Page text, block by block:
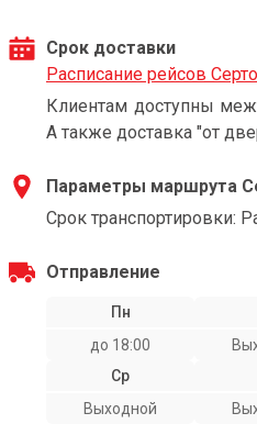
Срок доставки
Расписание рейсов
Клиентам доступны
А также доставка "от
Параметры маршрута
Срок транспортировки:
Отправление
Пн
до 18:00
Ср
Выходной